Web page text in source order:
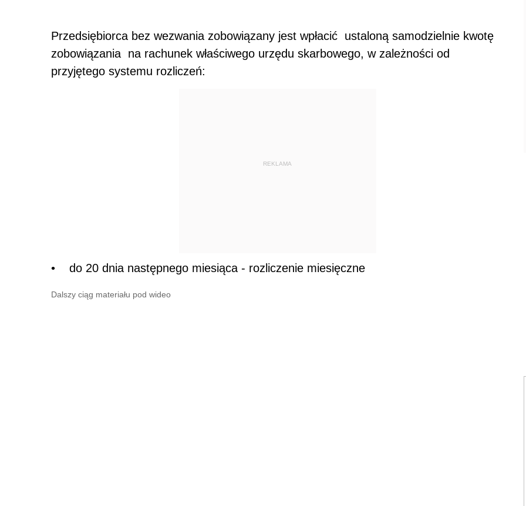
Przedsiębiorca bez wezwania zobowiązany jest wpłacić ustaloną samodzielnie kwotę
zobowiązania na rachunek właściwego urzędu skarbowego, w zależności od
przyjętego systemu rozliczeń:
REKLAMA
• do 20 dnia następnego miesiąca - rozliczenie miesięczne
Dalszy ciąg materiału pod wideo